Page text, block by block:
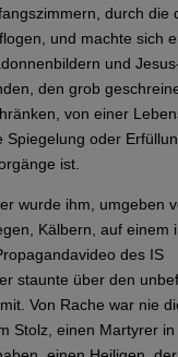
durch die
und machte sich
und
den grob
von einer
Spiegelung oder
ist.
wurde ihm, umgeben
Kälbern, auf einem
des IS
staunte über den
Von Rache war nie
Stolz, einen Martyrer